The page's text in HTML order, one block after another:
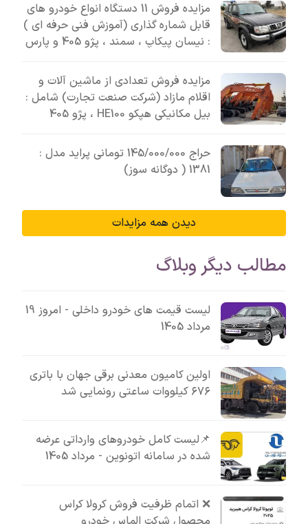
مزایده فروش 11 دستگاه انواع خودرو های
قابل شماره گذاری (آموزش فنی حرفه ای )
: نیسان پیکاپ ، سمند ، پژو 405 و پارس
مزایده فروش تعدادی از ماشین آلات و
اقلام مازاد (شرکت صنعت تجارت) شامل :
بیل مکانیکی هپکو HE100 ، پژو 405
حراج 145/000/000 تومانی پراید مدل :
1381 ( دوگانه سوز)
دیدن همه مزایدات
مطالب دیگر وبلاگ
لیست قیمت های خودرو داخلی - امروز 19
مرداد 1405
اولین کامیون معدنی برقی جهان با باتری
۶۷۶ کیلووات ساعتی رونمایی شد
📌لیست کامل خودروهای وارداتی عرضه
شده در سامانه اتونوین - مرداد 1405
❌ اتمام ظرفیت فروش کرولا کراس